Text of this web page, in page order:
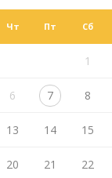
Чт Пт Сб
1
6 7 8
13 14 15
20 21 22